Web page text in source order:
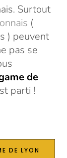
Surtout
(
) peuvent
pas se
de
parti !
DE LYON